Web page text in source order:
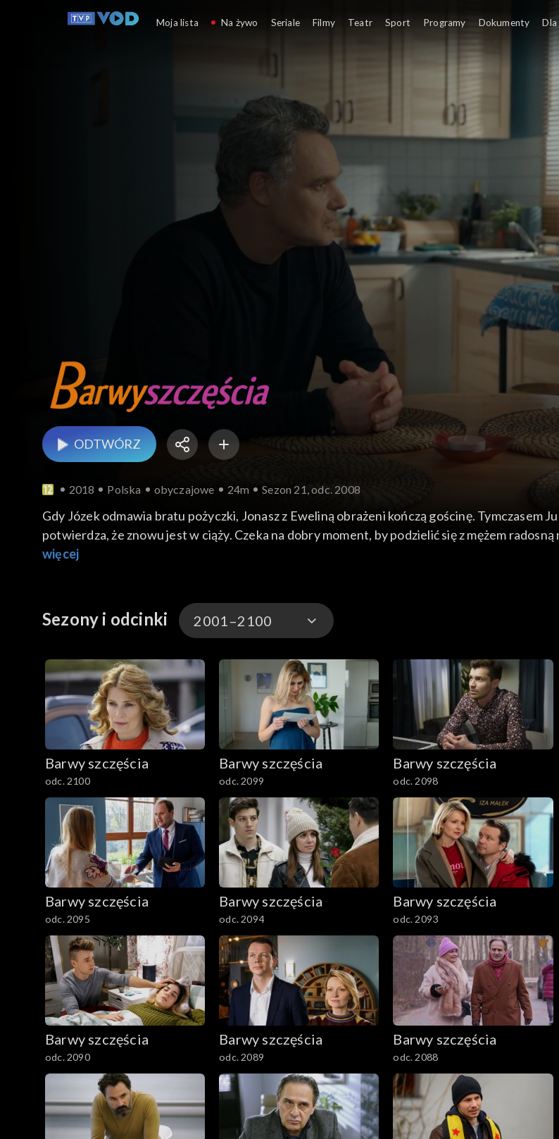
ODTWÓRZ
2018 Polska obyczajowe 24m Sezon 21, odc. 2008
Gdy Józek odmawia bratu pożyczki, Jonasz z Eweliną obrażeni kończą gościnę.
potwierdza, że znowu jest w ciąży. Czeka na dobry moment, by podzielić się z mężem
w pięcioboju. Wszyscy jej gratulują, zwłaszcza Adrian wydaje się szczęśliwy z sukcesu
więcej
Sezony i odcinki 2001–2100
3301-3400
3201-3300
3101-3200
3001-3100
2901-3000
2801–2900
2701–2800
2601–2700
2501–2600
2401–2500
2301–2400
2201–2300
2101–2200
2001–2100
Barwy szczęścia
odc. 2100
Barwy szczęścia
odc. 2099
Barwy szczęścia
odc. 2098
Barwy szczęścia
odc. 2095
Barwy szczęścia
odc. 2094
Barwy szczęścia
odc. 2093
Barwy szczęścia
odc. 2090
Barwy szczęścia
odc. 2089
Barwy szczęścia
odc. 2088
Moja lista Na żywo Seriale Filmy Teatr Sport Programy Dokumenty Dla